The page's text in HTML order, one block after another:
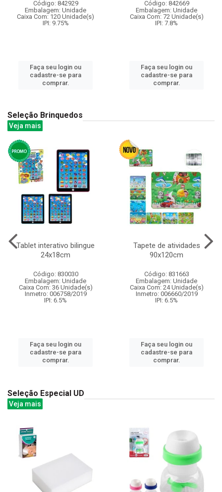
Código: 842929
Embalagem: Unidade
Caixa Com: 120 Unidade(s)
IPI: 9.75%
Faça seu login ou
cadastre-se para
comprar.
Código: 842669
Embalagem: Unidade
Caixa Com: 72 Unidade(s)
IPI: 7.8%
Faça seu login ou
cadastre-se para
comprar.
Seleção Brinquedos
Veja mais
Tablet interativo bilingue
24x18cm
Código: 830030
Embalagem: Unidade
Caixa Com: 36 Unidade(s)
Inmetro: 006758/2019
IPI: 6.5%
Faça seu login ou
cadastre-se para
comprar.
Tapete de atividades
90x120cm
Código: 831663
Embalagem: Unidade
Caixa Com: 24 Unidade(s)
Inmetro: 006660/2019
IPI: 6.5%
Faça seu login ou
cadastre-se para
comprar.
Seleção Especial UD
Veja mais